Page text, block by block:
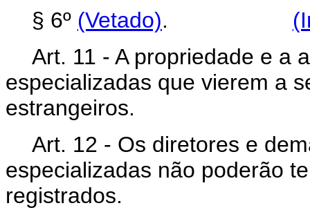
§ 6º (Vetado).
Art. 11 - A propriedade e a
especializadas que vierem a
estrangeiros.
Art. 12 - Os diretores e
especializadas não poderão
registrados.